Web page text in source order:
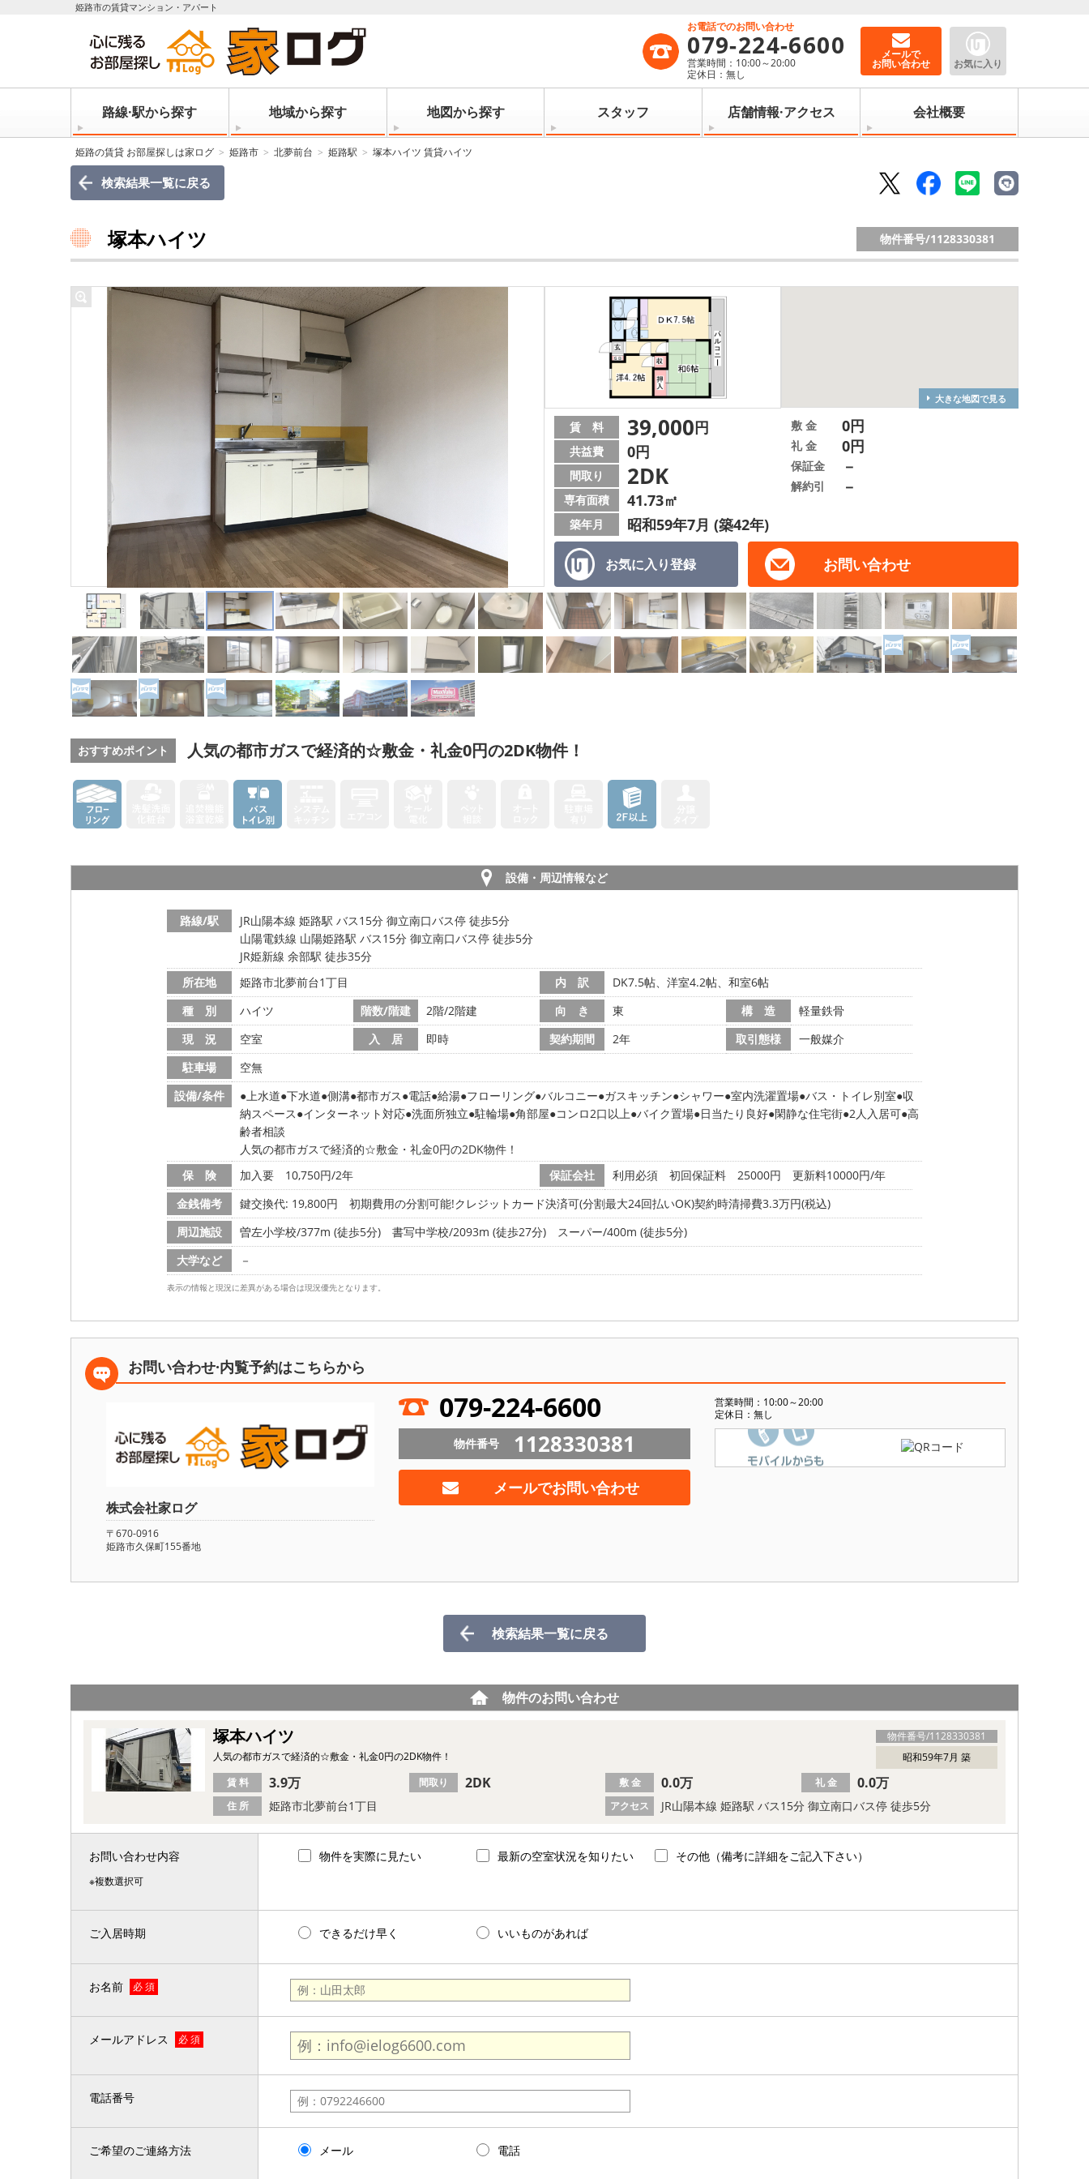
姫路市の賃貸マンション・アパート
お電話でのお問い合わせ
079-224-6600
営業時間：10:00～20:00
定休日：無し
メールで
お問い合わせ お気に入り
路線·駅から探す 地域から探す 地図から探す スタッフ 店舗情報·アクセス 会社概要
姫路の賃貸 お部屋探しは家ログ 姫路市 北夢前台 姫路駅 塚本ハイツ 賃貸ハイツ
検索結果一覧に戻る
塚本ハイツ 物件番号/1128330381
大きな地図で見る
お気に入り登録 お問い合わせ
賃 料 39,000円
共益費 0円
間取り 2DK
専有面積 41.73㎡
築年月 昭和59年7月 (築42年)
敷 金 0円
礼 金 0円
保証金 －
解約引 －
おすすめポイント 人気の都市ガスで経済的☆敷金・礼金0円の2DK物件！
設備・周辺情報など
路線/駅
JR山陽本線 姫路駅 バス15分 御立南口バス停 徒歩5分
山陽電鉄線 山陽姫路駅 バス15分 御立南口バス停 徒歩5分
JR姫新線 余部駅 徒歩35分
所在地
姫路市北夢前台1丁目 内 訳
DK7.5帖、洋室4.2帖、和室6帖
種 別
ハイツ 階数/階建 2階/2階建 向 き 東 構 造
軽量鉄骨
現 況
空室 入 居 即時 契約期間 2年 取引態様
一般媒介
駐車場
空無
設備/条件
上水道 下水道 側溝 都市ガス 電話 給湯 フローリング バルコニー ガスキッチン シャワー 室内洗濯置場 バス・トイレ別室 収
納スペース インターネット対応 洗面所独立 駐輪場 角部屋 コンロ2口以上 バイク置場 日当たり良好 閑静な住宅街 2人入居可 高
齢者相談
人気の都市ガスで経済的☆敷金・礼金0円の2DK物件！
保 険
加入要 10,750円/2年 保証会社
利用必須 初回保証料 25000円 更新料10000円/年
金銭備考
鍵交換代: 19,800円
初期費用の分割可能!クレジットカード決済可(分割最大24回払いOK)契約時清掃費3.3万円(税込)
周辺施設
曽左小学校/377m (徒歩5分) 書写中学校/2093m (徒歩27分)
スーパー/400m (徒歩5分)
大学など
－
表示の情報と現況に差異がある場合は現況優先となります。
お問い合わせ·内覧予約はこちらから
株式会社家ログ
〒670-0916
姫路市久保町155番地
079-224-6600
営業時間：10:00～20:00
定休日：無し
物件番号 1128330381
メールでお問い合わせ
検索結果一覧に戻る
物件のお問い合わせ
物件番号/1128330381
塚本ハイツ
昭和59年7月 築
人気の都市ガスで経済的☆敷金・礼金0円の2DK物件！
住 所 姫路市北夢前台1丁目 アクセス JR山陽本線 姫路駅 バス15分 御立南口バス停 徒歩5分
賃 料 3.9万 間取り 2DK 敷 金 0.0万 礼 金 0.0万
お問い合わせ内容
※複数選択可
物件を実際に見たい 最新の空室状況を知りたい その他（備考に詳細をご記入下さい）
ご入居時期 できるだけ早く いいものがあれば
お名前 必 須
メールアドレス 必 須
電話番号
ご希望のご連絡方法 メール 電話